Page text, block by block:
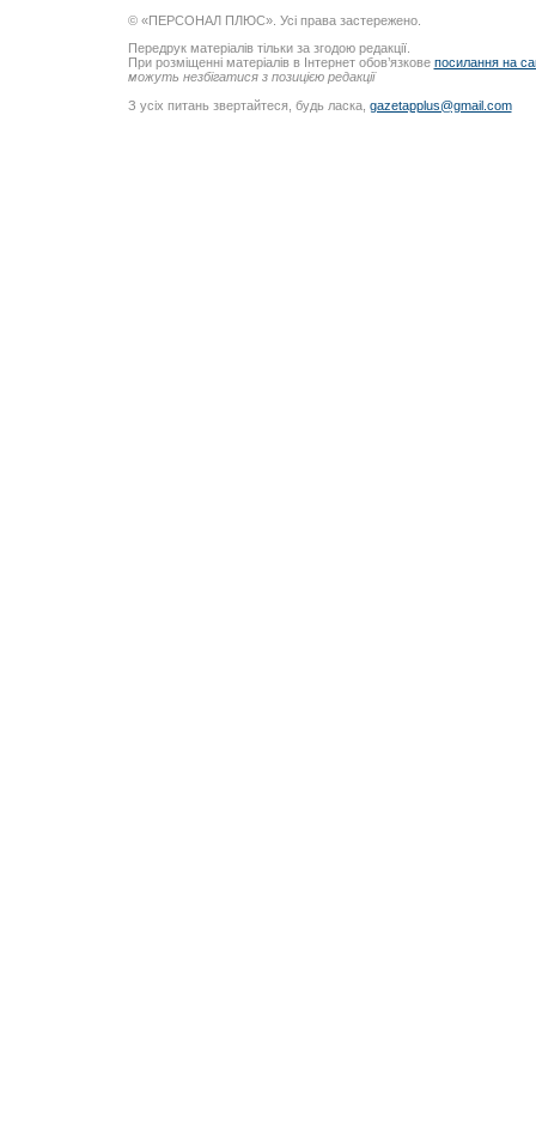
© «ПЕРСОНАЛ ПЛЮС». Усі права застережено.
Передрук матеріалів тільки за згодою редакції.
При розміщенні матеріалів в Інтернет обов’язкове посилання на
можуть незбігатися з позицією редакції
З усіх питань звертайтеся, будь ласка, gazetapplus@gmail.com